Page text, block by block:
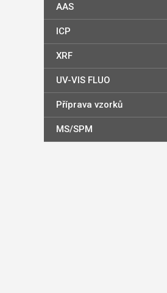
AAS
ICP
XRF
UV-VIS FLUO
Příprava vzorků
MS/SPM